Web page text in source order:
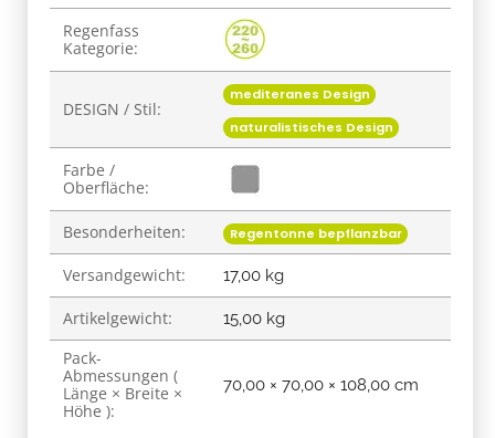
Produkteigenschaft
Wert
Regenfass
Kategorie:
DESIGN / Stil:
mediteranes Design
naturalistisches Design
Farbe /
Oberfläche:
Besonderheiten: Regentonne bepflanzbar
Versandgewicht: 17,00 kg
Artikelgewicht: 15,00 kg
Pack-
Abmessungen (
Länge × Breite ×
Höhe ):
70,00 × 70,00 × 108,00 cm